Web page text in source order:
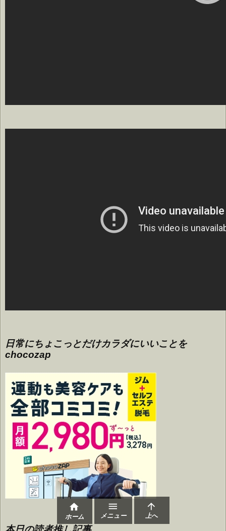
日常にちょこっとだけカラダにいいことを
chocozap

ホーム

メニュー

上へ